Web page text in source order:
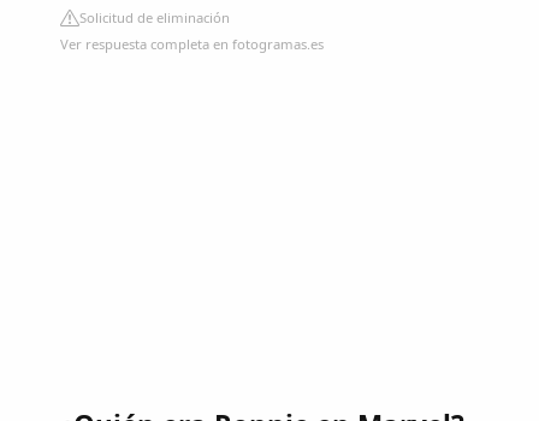
Solicitud de eliminación
Ver respuesta completa en fotogramas.es